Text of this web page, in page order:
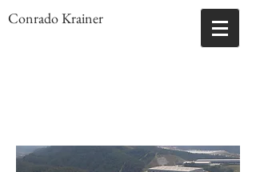
Conrado Krainer